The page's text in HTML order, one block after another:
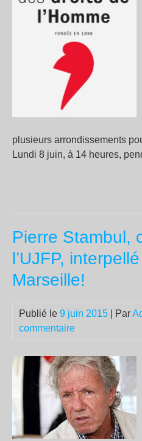
plusieurs arrondissements
Lundi 8 juin, à 14 heures,
Pierre Stambul,
l’UJFP,
Marseille!
Publié le 9 juin 2015 | Par
commentaire